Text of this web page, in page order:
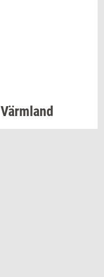
Värmland